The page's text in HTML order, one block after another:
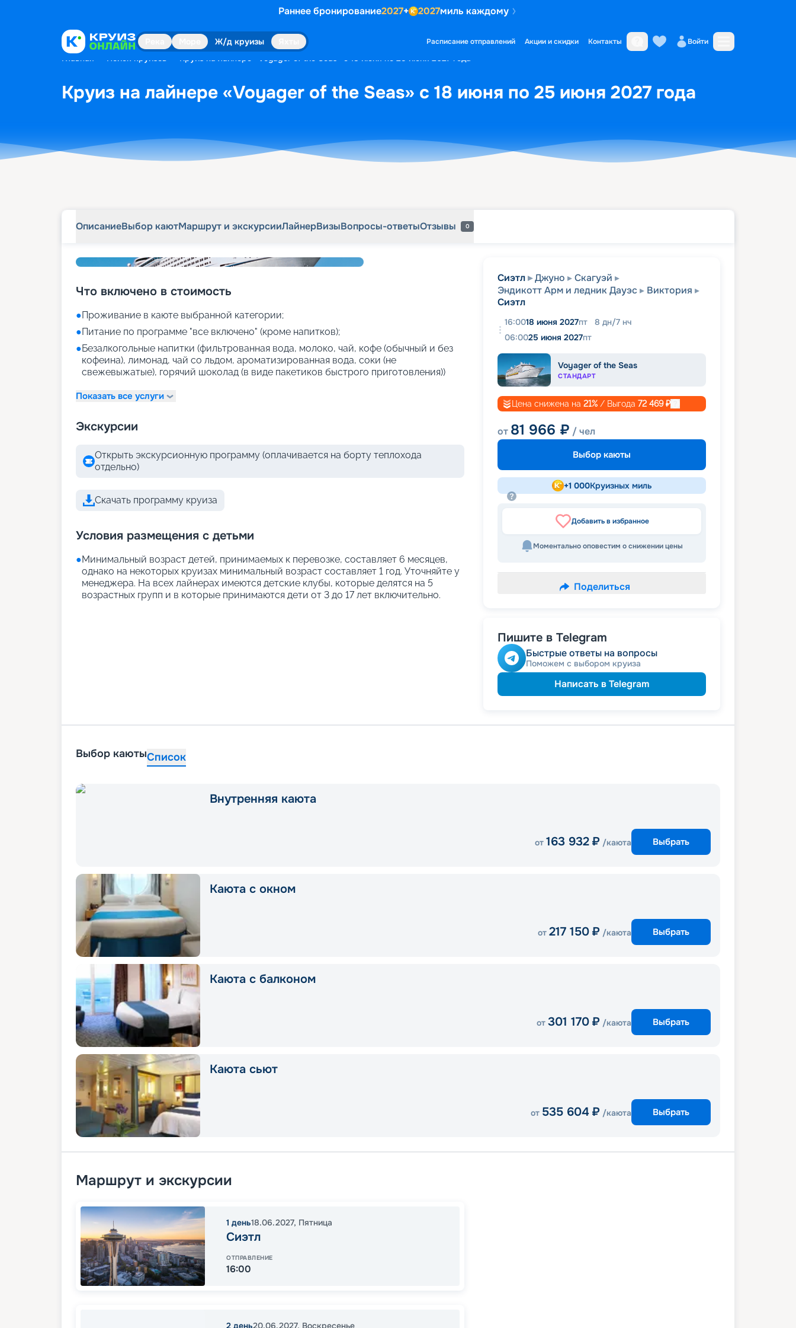
Раннее бронирование2027+ 2027миль каждому
Ж/д круизы Расписание отправлений Акции и скидки Контакты Войти
Главная Поиск круизов Круиз на лайнере «Voyager of the Seas» с 18 июня по 25 июня 2027 года
Круиз на лайнере «Voyager of the Seas» с 18 июня по 25 июня 2027 года
ОписаниеВыбор каютМаршрут и экскурсииЛайнерВизыВопросы-ответыОтзывы 0
Что включено в стоимость
●Проживание в каюте выбранной категории;
●Питание по программе "все включено" (кроме напитков);
●Безалкогольные напитки (фильтрованная вода, молоко, чай, кофе (обычный и без
кофеина), лимонад, чай со льдом, ароматизированная вода, соки (не
свежевыжатые), горячий шоколад (в виде пакетиков быстрого приготовления))
Показать все услуги
Экскурсии
Открыть экскурсионную программу (оплачивается на борту теплохода
отдельно)
Скачать программу круиза
Условия размещения с детьми
●Минимальный возраст детей, принимаемых к перевозке, составляет 6 месяцев,
однако на некоторых круизах минимальный возраст составляет 1 год. Уточняйте у
менеджера. На всех лайнерах имеются детские клубы, которые делятся на 5
возрастных групп и в которые принимаются дети от 3 до 17 лет включительно.
Сиэтл Джуно
Скагуэй
Эндикотт Арм и ледник Дауэс
Виктория
Сиэтл
16:0018 июня 2027пт 8 дн/7 нч
06:0025 июня 2027пт
Voyager of the Seas
СТАНДАРТ
Цена снижена на 21% / Выгода 72 469₽
от 81 966 ₽ / чел
Выбор каюты
+1 000Круизных миль
Добавить в избранное
Моментально оповестим о снижении цены
Поделиться
Пишите в Telegram
Быстрые ответы на вопросы
Поможем с выбором круиза
Написать в Telegram
Выбор каютыСписок
Внутренняя каюта
от 163 932 ₽ /каюта Выбрать
Каюта с окном
от 217 150 ₽ /каюта Выбрать
Каюта с балконом
от 301 170 ₽ /каюта Выбрать
Каюта сьют
от 535 604 ₽ /каюта Выбрать
Маршрут и экскурсии
1 день18.06.2027, Пятница
Сиэтл
ОТПРАВЛЕНИЕ
16:00
2 день20.06.2027, Воскресенье